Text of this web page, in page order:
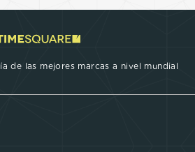
de las mejores marcas a nivel mundial